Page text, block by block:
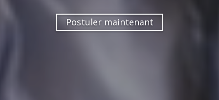
Postuler maintenant